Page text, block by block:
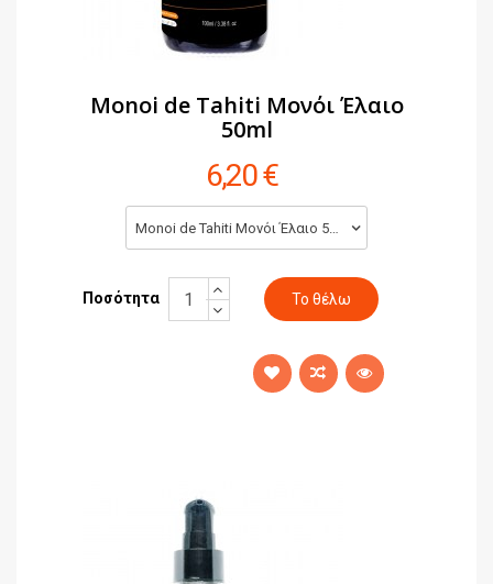
Monoi de Tahiti Μονόι Έλαιο
50ml
6,20 €
Monoi de Tahiti Μονόι Έλαιο 50ml (6,20 €)
Ποσότητα